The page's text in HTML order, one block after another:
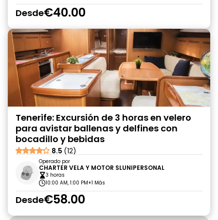
Desde€40.00
Tenerife: Excursión de 3 horas en velero
para avistar ballenas y delfines con
bocadillo y bebidas
8.5 (12)
Operado por
CHARTER VELA Y MOTOR SLUNIPERSONAL
3 horas
10:00 AM, 1:00 PM+1 Más
Desde€58.00